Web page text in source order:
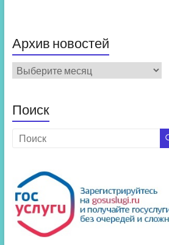
Архив новостей
Архив
новостей
Поиск